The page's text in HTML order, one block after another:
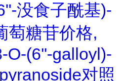
没食子酰基)-
萄糖苷价格,
O-(6''-galloyl)-
对照